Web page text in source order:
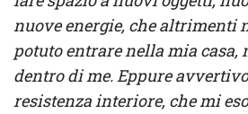
nuove energie, che altrimenti
potuto entrare nella mia casa,
dentro di me. Eppure
resistenza interiore, che mi